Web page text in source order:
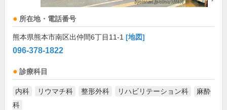
所在地・電話番号
熊本県熊本市南区出仲間6丁目11-1 [地図]
096-378-1822
診療科目
内科 リウマチ科 整形外科 リハビリテーション科
麻酔
科